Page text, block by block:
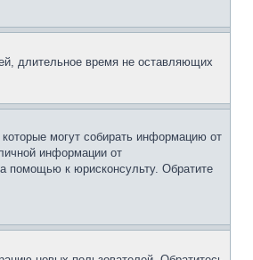
длительное время не оставляющих
могут собирать информацию от
информации от
помощью к юрисконсульту. Обратите